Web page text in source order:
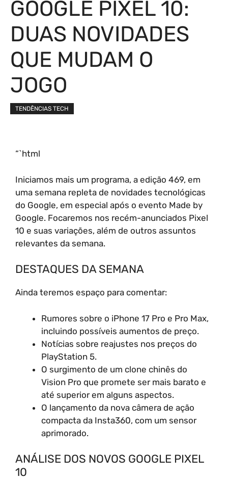
GOOGLE PIXEL 10:
DUAS NOVIDADES
QUE MUDAM O
JOGO
TENDÊNCIAS TECH
“`html
Iniciamos mais um programa, a edição 469, em
uma semana repleta de novidades tecnológicas
do Google, em especial após o evento Made by
Google. Focaremos nos recém-anunciados Pixel
10 e suas variações, além de outros assuntos
relevantes da semana.
DESTAQUES DA SEMANA
Ainda teremos espaço para comentar:
Rumores sobre o iPhone 17 Pro e Pro Max,
incluindo possíveis aumentos de preço.
Notícias sobre reajustes nos preços do
PlayStation 5.
O surgimento de um clone chinês do
Vision Pro que promete ser mais barato e
até superior em alguns aspectos.
O lançamento da nova câmera de ação
compacta da Insta360, com um sensor
aprimorado.
ANÁLISE DOS NOVOS GOOGLE PIXEL
10